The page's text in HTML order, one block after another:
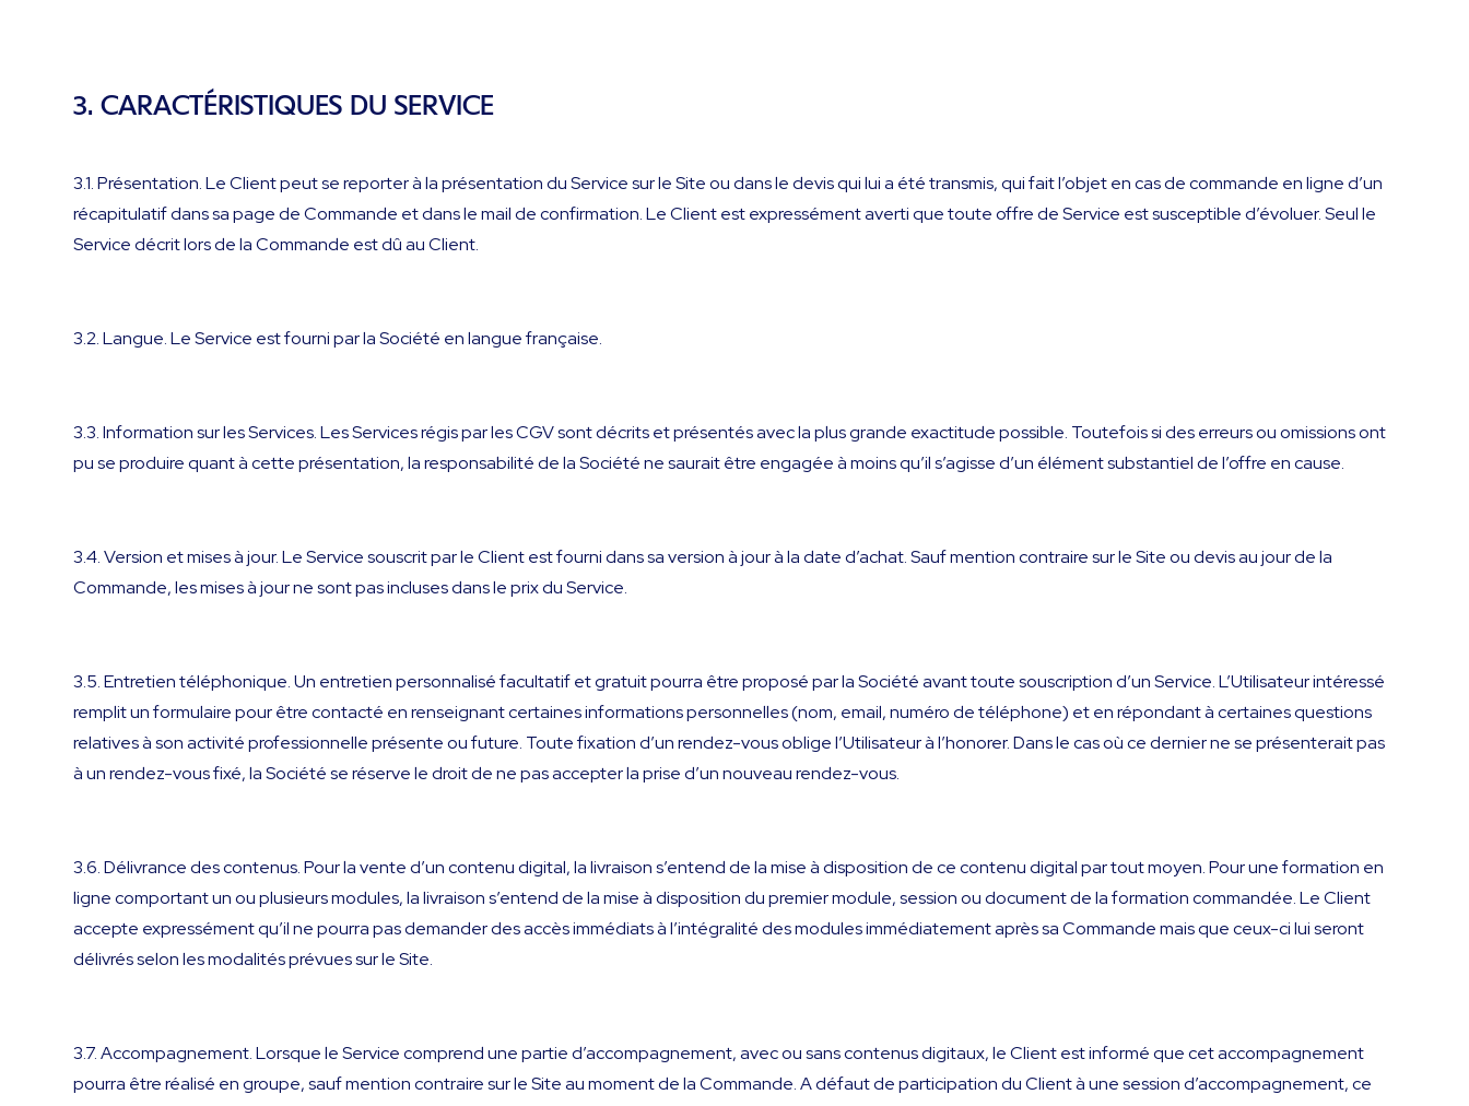
3. CARACTÉRISTIQUES DU SERVICE
3.1. Présentation. Le Client peut se reporter à la présentation du Service sur le Site ou dans le devis qui lui a été transmis, qui fait l’objet en cas de commande en ligne d’un
récapitulatif dans sa page de Commande et dans le mail de confirmation. Le Client est expressément averti que toute offre de Service est susceptible d’évoluer. Seul le
Service décrit lors de la Commande est dû au Client.
3.2. Langue. Le Service est fourni par la Société en langue française.
3.3. Information sur les Services. Les Services régis par les CGV sont décrits et présentés avec la plus grande exactitude possible. Toutefois si des erreurs ou omissions ont
pu se produire quant à cette présentation, la responsabilité de la Société ne saurait être engagée à moins qu’il s’agisse d’un élément substantiel de l’offre en cause.
3.4. Version et mises à jour. Le Service souscrit par le Client est fourni dans sa version à jour à la date d’achat. Sauf mention contraire sur le Site ou devis au jour de la
Commande, les mises à jour ne sont pas incluses dans le prix du Service.
3.5. Entretien téléphonique. Un entretien personnalisé facultatif et gratuit pourra être proposé par la Société avant toute souscription d’un Service. L’Utilisateur intéressé
remplit un formulaire pour être contacté en renseignant certaines informations personnelles (nom, email, numéro de téléphone) et en répondant à certaines questions
relatives à son activité professionnelle présente ou future. Toute fixation d’un rendez-vous oblige l’Utilisateur à l’honorer. Dans le cas où ce dernier ne se présenterait pas
à un rendez-vous fixé, la Société se réserve le droit de ne pas accepter la prise d’un nouveau rendez-vous.
3.6. Délivrance des contenus. Pour la vente d’un contenu digital, la livraison s’entend de la mise à disposition de ce contenu digital par tout moyen. Pour une formation en
ligne comportant un ou plusieurs modules, la livraison s’entend de la mise à disposition du premier module, session ou document de la formation commandée. Le Client
accepte expressément qu’il ne pourra pas demander des accès immédiats à l’intégralité des modules immédiatement après sa Commande mais que ceux-ci lui seront
délivrés selon les modalités prévues sur le Site.
3.7. Accompagnement. Lorsque le Service comprend une partie d’accompagnement, avec ou sans contenus digitaux, le Client est informé que cet accompagnement
pourra être réalisé en groupe, sauf mention contraire sur le Site au moment de la Commande. A défaut de participation du Client à une session d’accompagnement, ce